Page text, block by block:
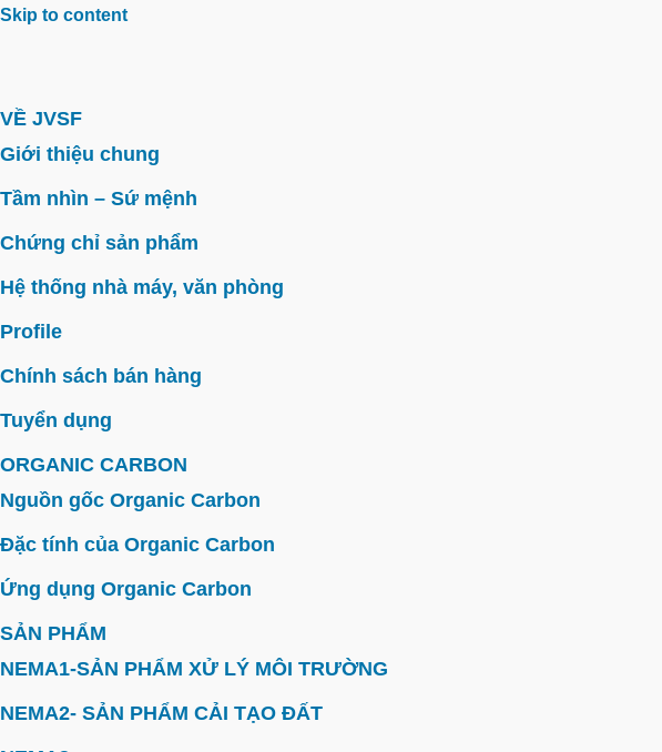
Skip to content
VỀ JVSF
Giới thiệu chung
Tầm nhìn – Sứ mệnh
Chứng chỉ sản phẩm
Hệ thống nhà máy, văn phòng
Profile
Chính sách bán hàng
Tuyển dụng
ORGANIC CARBON
Nguồn gốc Organic Carbon
Đặc tính của Organic Carbon
Ứng dụng Organic Carbon
SẢN PHẨM
NEMA1-SẢN PHẨM XỬ LÝ MÔI TRƯỜNG
NEMA2- SẢN PHẨM CẢI TẠO ĐẤT